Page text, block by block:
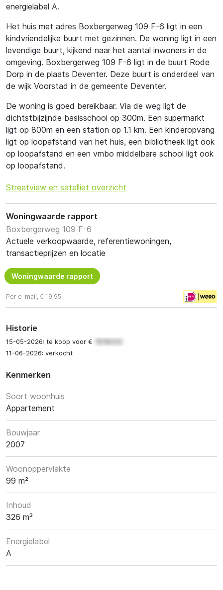
energielabel A.
Het huis met adres Boxbergerweg 109 F-6 ligt in een
kindvriendelijke buurt met gezinnen. De woning ligt in een
levendige buurt, kijkend naar het aantal inwoners in de
omgeving. Boxbergerweg 109 F-6 ligt in de buurt Rode
Dorp in de plaats Deventer. Deze buurt is onderdeel van
de wijk Voorstad in de gemeente Deventer.
De woning is goed bereikbaar. Via de weg ligt de
dichtstbijzijnde basisschool op 300m. Een supermarkt
ligt op 800m en een station op 1.1 km. Een kinderopvang
ligt op loopafstand van het huis, een bibliotheek ligt ook
op loopafstand en een vmbo middelbare school ligt ook
op loopafstand.
Streetview en satelliet overzicht
Woningwaarde rapport
Boxbergerweg 109 F-6
Actuele verkoopwaarde, referentiewoningen,
transactieprijzen en locatie
Woningwaarde rapport
Per e-mail, € 19,95
Historie
15-05-2026: te koop voor €
11-06-2026: verkocht
Kenmerken
Soort woonhuis
Appartement
Bouwjaar
2007
Woonoppervlakte
99 m²
Inhoud
326 m³
Energielabel
A